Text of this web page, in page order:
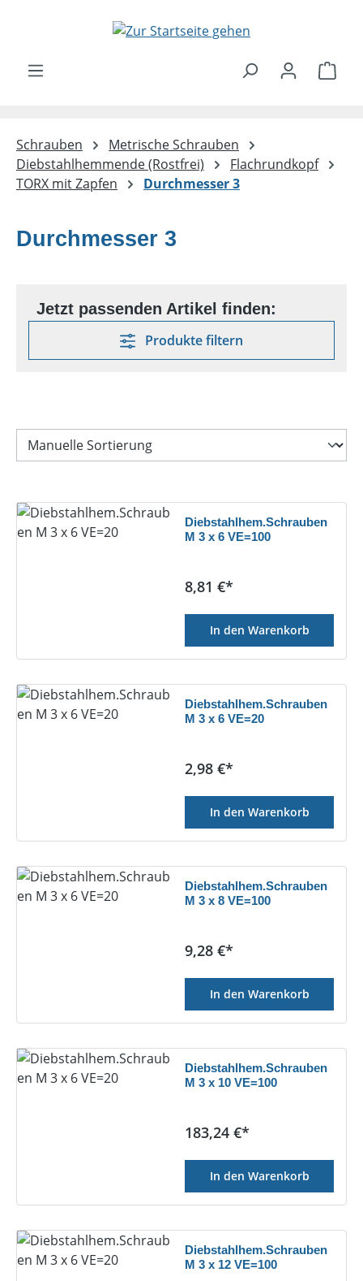
Zum Hauptinhalt springen
Schrauben
Metrische Schrauben
Diebstahlhemmende (Rostfrei)
Flachrundkopf
TORX mit Zapfen
Durchmesser 3
Durchmesser 3
Produkte filtern
Diebstahlhem.Schrauben
M 3 x 6 VE=100
Regulärer Preis:
8,81 €*
In den Warenkorb
Diebstahlhem.Schrauben
M 3 x 6 VE=20
Regulärer Preis:
2,98 €*
In den Warenkorb
Diebstahlhem.Schrauben
M 3 x 8 VE=100
Regulärer Preis:
9,28 €*
In den Warenkorb
Diebstahlhem.Schrauben
M 3 x 10 VE=100
Regulärer Preis:
183,24 €*
In den Warenkorb
Diebstahlhem.Schrauben
M 3 x 12 VE=100